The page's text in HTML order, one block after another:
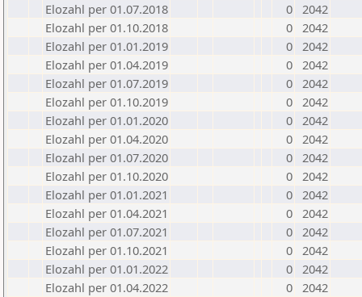
Elozahl per 01.07.2018
0 2042
Elozahl per 01.10.2018
0 2042
Elozahl per 01.01.2019
0 2042
Elozahl per 01.04.2019
0 2042
Elozahl per 01.07.2019
0 2042
Elozahl per 01.10.2019
0 2042
Elozahl per 01.01.2020
0 2042
Elozahl per 01.04.2020
0 2042
Elozahl per 01.07.2020
0 2042
Elozahl per 01.10.2020
0 2042
Elozahl per 01.01.2021
0 2042
Elozahl per 01.04.2021
0 2042
Elozahl per 01.07.2021
0 2042
Elozahl per 01.10.2021
0 2042
Elozahl per 01.01.2022
0 2042
Elozahl per 01.04.2022
0 2042